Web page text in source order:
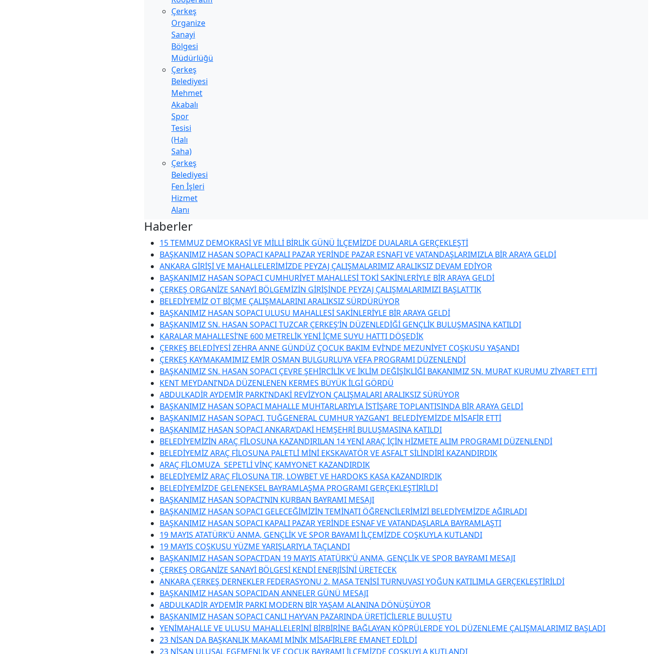
Çerkeş
Organize
Sanayi
Bölgesi
Müdürlüğü
Çerkeş
Belediyesi
Mehmet
Akabalı
Spor
Tesisi
(Halı
Saha)
Çerkeş
Belediyesi
Fen İşleri
Hizmet
Alanı
Haberler
15 TEMMUZ DEMOKRASİ VE MİLLİ BİRLİK GÜNÜ İLÇEMİZDE DUALARLA GERÇEKLEŞTİ
BAŞKANIMIZ HASAN SOPACI KAPALI PAZAR YERİNDE PAZAR ESNAFI VE VATANDAŞLARIMIZLA BİR ARAYA GELDİ
ANKARA GİRİŞİ VE MAHALLELERİMİZDE PEYZAJ ÇALIŞMALARIMIZ ARALIKSIZ DEVAM EDİYOR
BAŞKANIMIZ HASAN SOPACI CUMHURİYET MAHALLESİ TOKİ SAKİNLERİYLE BİR ARAYA GELDİ
ÇERKEŞ ORGANİZE SANAYİ BÖLGEMİZİN GİRİŞİNDE PEYZAJ ÇALIŞMALARIMIZI BAŞLATTIK
BELEDİYEMİZ OT BİÇME ÇALIŞMALARINI ARALIKSIZ SÜRDÜRÜYOR
BAŞKANIMIZ HASAN SOPACI ULUSU MAHALLESİ SAKİNLERİYLE BİR ARAYA GELDİ
BAŞKANIMIZ SN. HASAN SOPACI TUZCAR ÇERKEŞ’İN DÜZENLEDİĞİ GENÇLİK BULUŞMASINA KATILDI
KARALAR MAHALLESİ’NE 600 METRELİK YENİ İÇME SUYU HATTI DÖŞEDİK
ÇERKEŞ BELEDİYESİ ZEHRA ANNE GÜNDÜZ ÇOCUK BAKIM EVİ’NDE MEZUNİYET COŞKUSU YAŞANDI
ÇERKEŞ KAYMAKAMIMIZ EMİR OSMAN BULGURLUYA VEFA PROGRAMI DÜZENLENDİ
BAŞKANIMIZ SN. HASAN SOPACI ÇEVRE ŞEHİRCİLİK VE İKLİM DEĞİŞİKLİĞİ BAKANIMIZ SN. MURAT KURUMU ZİYARET ETTİ
KENT MEYDANI’NDA DÜZENLENEN KERMES BÜYÜK İLGİ GÖRDÜ
ABDULKADİR AYDEMİR PARKI’NDAKİ REVİZYON ÇALIŞMALARI ARALIKSIZ SÜRÜYOR
BAŞKANIMIZ HASAN SOPACI MAHALLE MUHTARLARIYLA İSTİŞARE TOPLANTISINDA BİR ARAYA GELDİ
BAŞKANIMIZ HASAN SOPACI, TUĞGENERAL CUMHUR YAZGAN’I BELEDİYEMİZDE MİSAFİR ETTİ
BAŞKANIMIZ HASAN SOPACI ANKARA’DAKİ HEMŞEHRİ BULUŞMASINA KATILDI
BELEDİYEMİZİN ARAÇ FİLOSUNA KAZANDIRILAN 14 YENİ ARAÇ İÇİN HİZMETE ALIM PROGRAMI DÜZENLENDİ
BELEDİYEMİZ ARAÇ FİLOSUNA PALETLİ MİNİ EKSKAVATÖR VE ASFALT SİLİNDİRİ KAZANDIRDIK
ARAÇ FİLOMUZA SEPETLİ VİNÇ KAMYONET KAZANDIRDIK
BELEDİYEMİZ ARAÇ FİLOSUNA TIR, LOWBET VE HARDOKS KASA KAZANDIRDIK
BELEDİYEMİZDE GELENEKSEL BAYRAMLAŞMA PROGRAMI GERÇEKLEŞTİRİLDİ
BAŞKANIMIZ HASAN SOPACI’NIN KURBAN BAYRAMI MESAJI
BAŞKANIMIZ HASAN SOPACI GELECEĞİMİZİN TEMİNATI ÖĞRENCİLERİMİZİ BELEDİYEMİZDE AĞIRLADI
BAŞKANIMIZ HASAN SOPACI KAPALI PAZAR YERİNDE ESNAF VE VATANDAŞLARLA BAYRAMLAŞTI
19 MAYIS ATATÜRK’Ü ANMA, GENÇLİK VE SPOR BAYAMI İLÇEMİZDE COŞKUYLA KUTLANDI
19 MAYIS COŞKUSU YÜZME YARIŞLARIYLA TAÇLANDI
BAŞKANIMIZ HASAN SOPACI’DAN 19 MAYIS ATATÜRK’Ü ANMA, GENÇLİK VE SPOR BAYRAMI MESAJI
ÇERKEŞ ORGANİZE SANAYİ BÖLGESİ KENDİ ENERJİSİNİ ÜRETECEK
ANKARA ÇERKEŞ DERNEKLER FEDERASYONU 2. MASA TENİSİ TURNUVASI YOĞUN KATILIMLA GERÇEKLEŞTİRİLDİ
BAŞKANIMIZ HASAN SOPACIDAN ANNELER GÜNÜ MESAJI
ABDULKADİR AYDEMİR PARKI MODERN BİR YAŞAM ALANINA DÖNÜŞÜYOR
BAŞKANIMIZ HASAN SOPACI CANLI HAYVAN PAZARINDA ÜRETİCİLERLE BULUŞTU
YENİMAHALLE VE ULUSU MAHALLELERİNİ BİRBİRİNE BAĞLAYAN KÖPRÜLERDE YOL DÜZENLEME ÇALIŞMALARIMIZ BAŞLADI
23 NİSAN DA BAŞKANLIK MAKAMI MİNİK MİSAFİRLERE EMANET EDİLDİ
23 NİSAN ULUSAL EGEMENLİK VE ÇOCUK BAYRAMI İLÇEMİZDE COŞKUYLA KUTLANDI